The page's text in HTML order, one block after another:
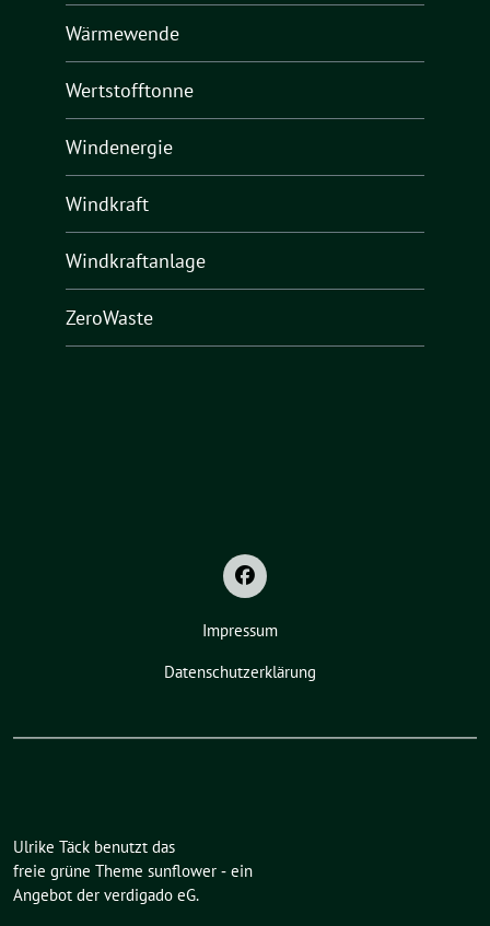
Wärmewende
Wertstofftonne
Windenergie
Windkraft
Windkraftanlage
ZeroWaste
Impressum
Datenschutzerklärung
Ulrike Täck benutzt das
freie grüne Theme sunflower ‐ ein
Angebot der verdigado eG.